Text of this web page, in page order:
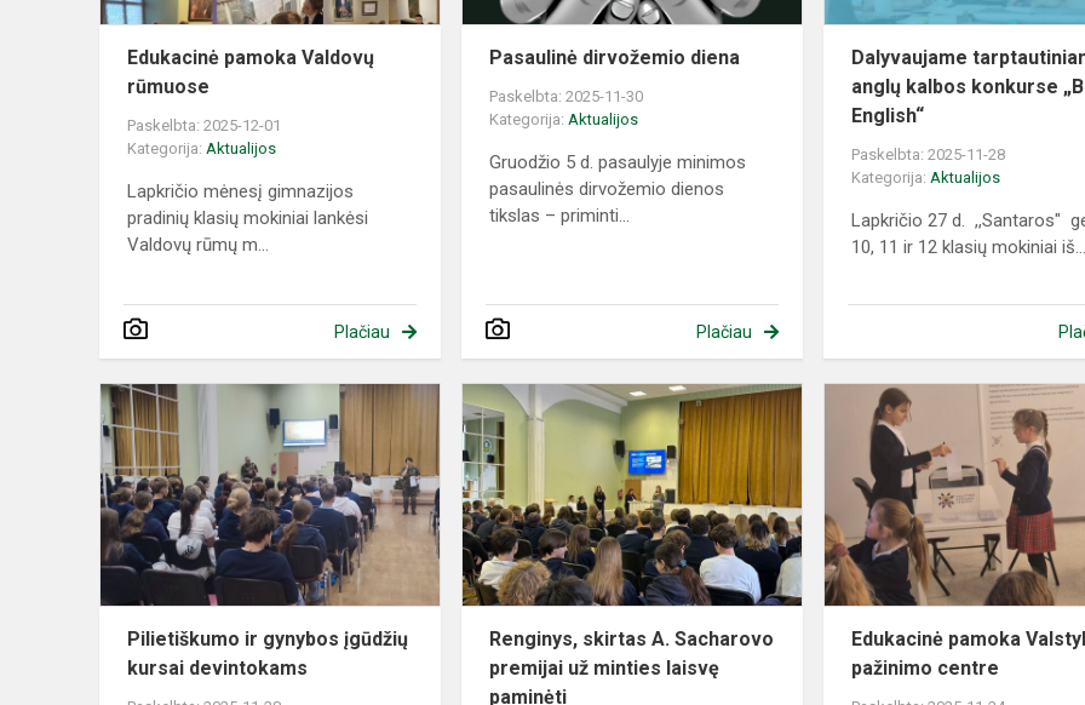
Edukacinė pamoka Valdovų
rūmuose
Paskelbta: 2025-12-01
Kategorija: Aktualijos
Lapkričio mėnesį gimnazijos
pradinių klasių mokiniai lankėsi
Valdovų rūmų m...
Plačiau
Pasaulinė dirvožemio diena
Paskelbta: 2025-11-30
Kategorija:Aktualijos
Gruodžio 5 d. pasaulyje minimos
pasaulinės dirvožemio dienos
tikslas – priminti...
Plačiau
Dalyvaujame
anglų kalbos konkurse
English“
Paskelbta: 2025-11-28
Kategorija:Aktualijos
Lapkričio 27 d. ,,Santaros"
10, 11 ir 12 klasių mokiniai
Pilietiškumo
gynybos
įgūdžių
kursai
devintokams
Pilietiškumo ir gynybos įgūdžių
kursai devintokams
Renginys,
Sacharovo
premijai
už
minties
laisvę
Renginys, skirtas A. Sacharovo
premijai už minties laisvę
paminėti
Edukacinė pamoka
pažinimo centre